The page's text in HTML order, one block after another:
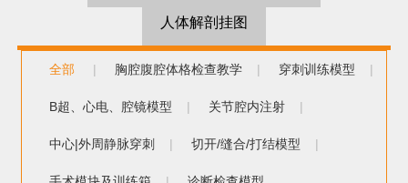
人体解剖挂图
全部 | 胸腔腹腔体格检查教学 | 穿刺训练模型 |
B超、心电、腔镜模型 | 关节腔内注射 |
中心|外周静脉穿刺 | 切开/缝合/打结模型 |